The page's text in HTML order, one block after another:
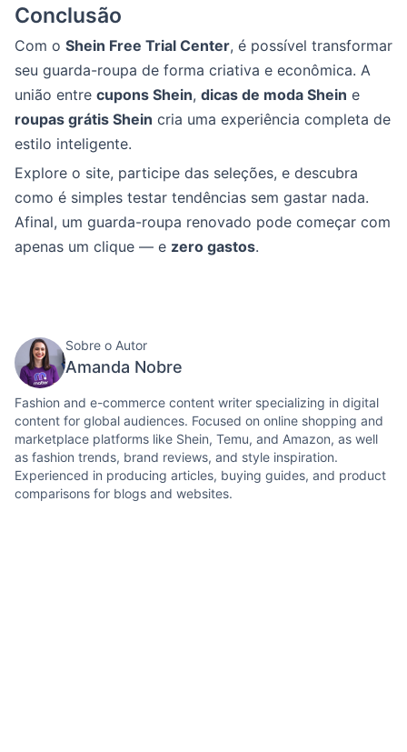
Conclusão
Com o Shein Free Trial Center, é possível transformar
seu guarda-roupa de forma criativa e econômica. A
união entre cupons Shein, dicas de moda Shein e
roupas grátis Shein cria uma experiência completa de
estilo inteligente.
Explore o site, participe das seleções, e descubra
como é simples testar tendências sem gastar nada.
Afinal, um guarda-roupa renovado pode começar com
apenas um clique — e zero gastos.
Sobre o Autor
Amanda Nobre
Fashion and e-commerce content writer specializing in digital
content for global audiences. Focused on online shopping and
marketplace platforms like Shein, Temu, and Amazon, as well
as fashion trends, brand reviews, and style inspiration.
Experienced in producing articles, buying guides, and product
comparisons for blogs and websites.